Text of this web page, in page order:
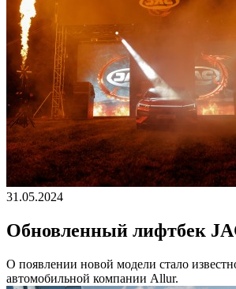
31.05.2024
Обновленный лифтбек
О появлении новой модели стало
автомобильной компании Allur.